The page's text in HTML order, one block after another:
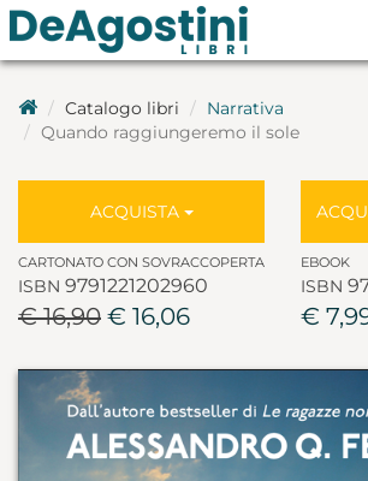
Catalogo libri
Narrativa
Quando raggiungeremo il sole
ACQUISTA
CARTONATO CON SOVRACCOPERTA
ISBN 9791221202960
€ 16,90 € 16,06
EBOOK
ISBN
€